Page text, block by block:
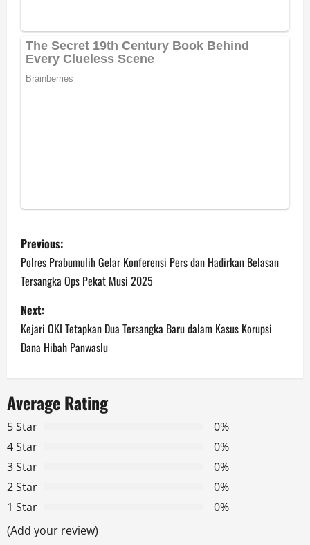
P
o
s
t
n
a
v
i
g
a
t
Previous:
Polres Prabumulih Gelar Konferensi Pers dan Hadirkan Belasan
Tersangka Ops Pekat Musi 2025
Next:
Kejari OKI Tetapkan Dua Tersangka Baru dalam Kasus Korupsi
Dana Hibah Panwaslu
Average Rating
5 Star
0%
4 Star
0%
3 Star
0%
2 Star
0%
1 Star
0%
(Add your review)